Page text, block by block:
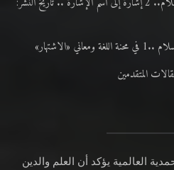
«الاشتهار»
المتقدمين
العالمية يؤكد أن العلم والدين